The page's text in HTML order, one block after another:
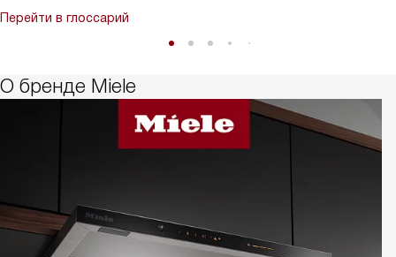
Перейти в глоссарий
О бренде Miele